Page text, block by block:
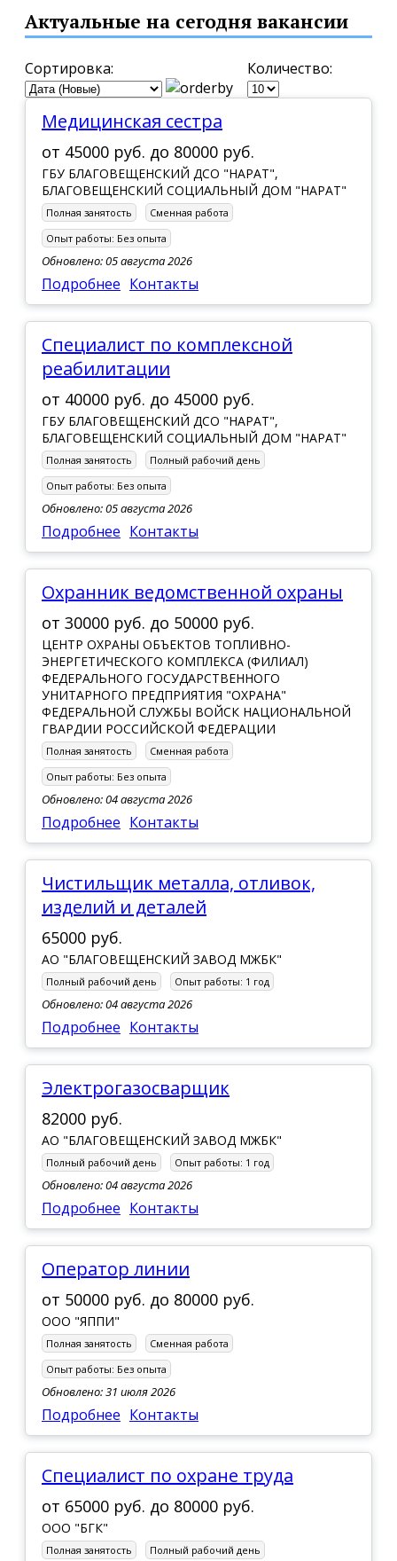
Актуальные на сегодня вакансии
Сортировка: Количество:
Медицинская сестра
от 45000 руб. до 80000 руб.
ГБУ БЛАГОВЕЩЕНСКИЙ ДСО "НАРАТ",
БЛАГОВЕЩЕНСКИЙ СОЦИАЛЬНЫЙ ДОМ "НАРАТ"
Полная занятость
Сменная работа
Опыт работы: Без опыта
Обновлено: 05 августа 2026
Подробнее Контакты
специалист по комплексной
реабилитации
от 40000 руб. до 45000 руб.
ГБУ БЛАГОВЕЩЕНСКИЙ ДСО "НАРАТ",
БЛАГОВЕЩЕНСКИЙ СОЦИАЛЬНЫЙ ДОМ "НАРАТ"
Полная занятость
Полный рабочий день
Опыт работы: Без опыта
Обновлено: 05 августа 2026
Подробнее Контакты
Охранник ведомственной охраны
от 30000 руб. до 50000 руб.
ЦЕНТР ОХРАНЫ ОБЪЕКТОВ ТОПЛИВНО-
ЭНЕРГЕТИЧЕСКОГО КОМПЛЕКСА (ФИЛИАЛ)
ФЕДЕРАЛЬНОГО ГОСУДАРСТВЕННОГО
УНИТАРНОГО ПРЕДПРИЯТИЯ "ОХРАНА"
ФЕДЕРАЛЬНОЙ СЛУЖБЫ ВОЙСК НАЦИОНАЛЬНОЙ
ГВАРДИИ РОССИЙСКОЙ ФЕДЕРАЦИИ
Полная занятость
Сменная работа
Опыт работы: Без опыта
Обновлено: 04 августа 2026
Подробнее Контакты
Чистильщик металла, отливок,
изделий и деталей
65000 руб.
АО "БЛАГОВЕЩЕНСКИЙ ЗАВОД МЖБК"
Полный рабочий день Опыт работы: 1 год
Обновлено: 04 августа 2026
Подробнее Контакты
Электрогазосварщик
82000 руб.
АО "БЛАГОВЕЩЕНСКИЙ ЗАВОД МЖБК"
Полный рабочий день Опыт работы: 1 год
Обновлено: 04 августа 2026
Подробнее Контакты
Оператор линии
от 50000 руб. до 80000 руб.
ООО "ЯППИ"
Полная занятость
Сменная работа
Опыт работы: Без опыта
Обновлено: 31 июля 2026
Подробнее Контакты
Специалист по охране труда
от 65000 руб. до 80000 руб.
ООО "БГК"
Полная занятость Полный рабочий день